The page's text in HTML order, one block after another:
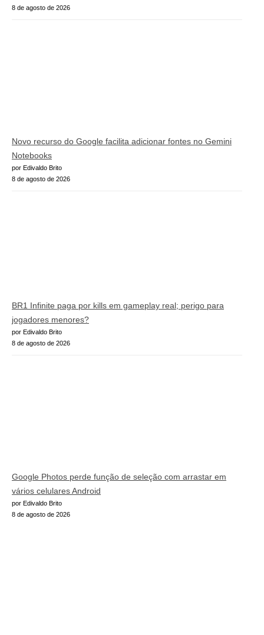
8 de agosto de 2026
Novo recurso do Google facilita adicionar fontes no Gemini
Notebooks
por Edivaldo Brito
8 de agosto de 2026
BR1 Infinite paga por kills em gameplay real; perigo para
jogadores menores?
por Edivaldo Brito
8 de agosto de 2026
Google Photos perde função de seleção com arrastar em
vários celulares Android
por Edivaldo Brito
8 de agosto de 2026